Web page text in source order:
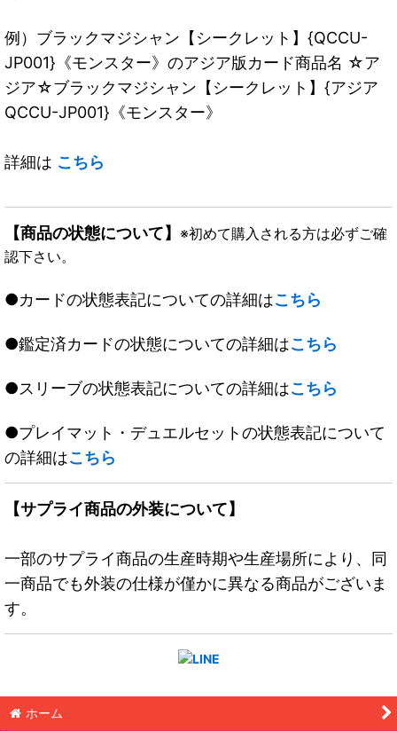
例）ブラックマジシャン【シークレット】{QCCU-
JP001}《モンスター》のアジア版カード商品名 ☆ア
ジア☆ブラックマジシャン【シークレット】{アジア
QCCU-JP001}《モンスター》
詳細は こちら
【商品の状態について】 ※初めて購入される方は必ずご確
認下さい。
●カードの状態表記についての詳細はこちら
●鑑定済カードの状態についての詳細はこちら
●スリーブの状態表記についての詳細はこちら
●プレイマット・デュエルセットの状態表記について
の詳細はこちら
【サプライ商品の外装について】
一部のサプライ商品の生産時期や生産場所により、同
一商品でも外装の仕様が僅かに異なる商品がございま
す。
ホーム